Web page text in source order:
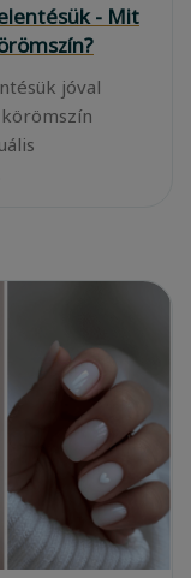
- Mit
jóval